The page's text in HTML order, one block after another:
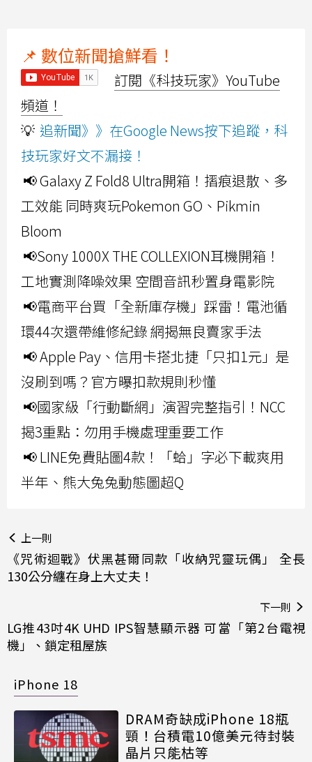
📌 數位新聞搶鮮看！
訂閱《科技玩家》YouTube
頻道！
💡 追新聞》》在Google News按下追蹤，科
技玩家好文不漏接！
📢 Galaxy Z Fold8 Ultra開箱！摺痕退散、多
工效能 同時爽玩Pokemon GO、Pikmin
Bloom
📢Sony 1000X THE COLLEXION耳機開箱！
工地實測降噪效果 空間音訊秒置身電影院
📢電商平台買「全新庫存機」踩雷！電池循
環44次還帶維修紀錄 網揭無良賣家手法
📢 Apple Pay、信用卡搭北捷「只扣1元」是
沒刷到嗎？官方曝扣款規則秒懂
📢國家級「行動斷網」演習完整指引！NCC
揭3重點：勿用手機處理重要工作
📢 LINE免費貼圖4款！「蛤」字必下載爽用
半年、熊大兔兔動態圖超Q
上一則
《咒術迴戰》伏黑甚爾同款「收納咒靈玩偶」 全長
130公分纏在身上大丈夫！
下一則
LG推43吋4K UHD IPS智慧顯示器 可當「第2台電視
機」、鎖定租屋族
iPhone 18
DRAM奇缺成iPhone 18瓶
頸！台積電10億美元待封裝
晶片只能枯等